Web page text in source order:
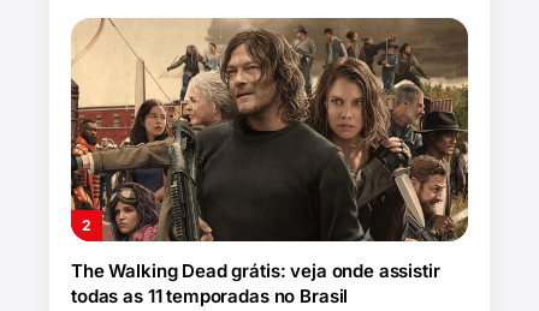
The Walking Dead grátis: veja onde assistir
todas as 11 temporadas no Brasil